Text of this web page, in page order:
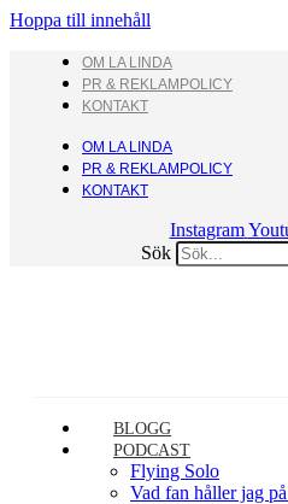
Hoppa till innehåll
OM LA LINDA
PR & REKLAMPOLICY
KONTAKT
OM LA LINDA
PR & REKLAMPOLICY
KONTAKT
Instagram
Sök
BLOGG
PODCAST
Flying Solo
Vad fan håller jag